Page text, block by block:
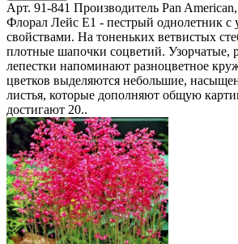
Арт. 91-841 Производитель Pan
Флорал Лейс Е1 - пестрый однолетник с
свойствами. На тоненьких ветвистых
плотные шапочки соцветий. Узорчатые,
лепестки напоминают разноцветное
цветков выделяются небольшие,
листья, которые дополняют общую
достигают 20..